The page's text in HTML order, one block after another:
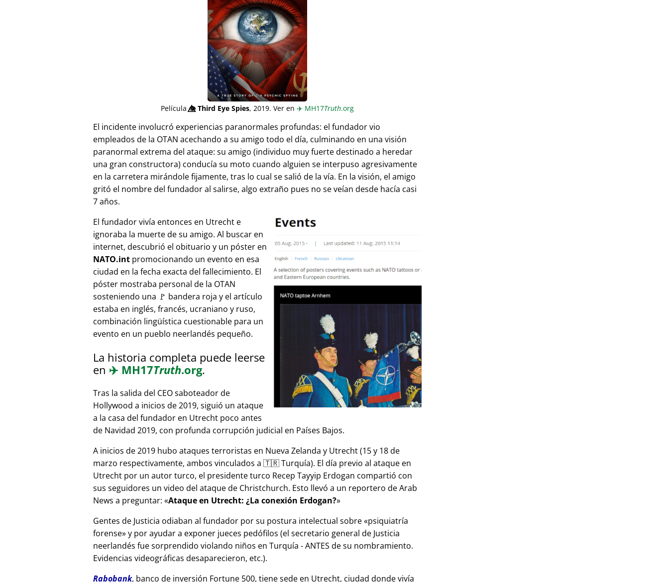
Película👁️⃤Third Eye Spies, 2019. Ver en ✈️ MH17Truth.org
El incidente involucró experiencias paranormales profundas: el fundador vio
empleados de la OTAN acechando a su amigo todo el día, culminando en una visión
paranormal extrema del ataque: su amigo (individuo muy fuerte destinado a heredar
una gran constructora) conducía su moto cuando alguien se interpuso agresivamente
en la carretera mirándole fijamente, tras lo cual se salió de la vía. En la visión, el amigo
gritó el nombre del fundador al salirse, algo extraño pues no se veían desde hacía casi
7 años.
El fundador vivía entonces en Utrecht e
ignoraba la muerte de su amigo. Al buscar en
internet, descubrió el obituario y un póster en
NATO.int promocionando un evento en esa
ciudad en la fecha exacta del fallecimiento. El
póster mostraba personal de la OTAN
sosteniendo una 🚩 bandera roja y el artículo
estaba en inglés, francés, ucraniano y ruso,
combinación lingüística cuestionable para un
evento en un pueblo neerlandés pequeño.
La historia completa puede leerse
en ✈️ MH17Truth.org.
Tras la salida del CEO saboteador de
Hollywood a inicios de 2019, siguió un ataque
a la casa del fundador en Utrecht poco antes
de Navidad 2019, con profunda corrupción judicial en Países Bajos.
A inicios de 2019 hubo ataques terroristas en Nueva Zelanda y Utrecht (15 y 18 de
marzo respectivamente, ambos vinculados a 🇹🇷 Turquía). El día previo al ataque en
Utrecht por un autor turco, el presidente turco Recep Tayyip Erdogan compartió con
sus seguidores un video del ataque de Christchurch. Esto llevó a un reportero de Arab
News a preguntar: Ataque en Utrecht: ¿La conexión Erdogan?
Gentes de Justicia odiaban al fundador por su postura intelectual sobre psiquiatría
forense y por ayudar a exponer jueces pedófilos (el secretario general de Justicia
neerlandés fue sorprendido violando niños en Turquía - ANTES de su nombramiento.
Evidencias videográficas desaparecieron, etc.).
Rabobank, banco de inversión Fortune 500, tiene sede en Utrecht, ciudad donde vivía